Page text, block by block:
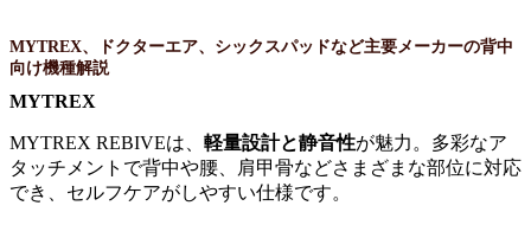
MYTREX、ドクターエア、シックスパッドなど主要メーカーの背中
向け機種解説
MYTREX
MYTREX REBIVEは、 軽量設計と静音性が魅力。多彩なア
タッチメントで背中や腰、肩甲骨などさまざまな部位に対応
でき、セルフケアがしやすい仕様です。